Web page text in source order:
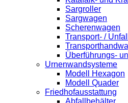
Sargroller
Sargwagen
Scherenwagen
Transport- /
Überführungs-
Urnenwandsysteme
Modell Hexagon
Modell Quader
Friedhofausstattung
Abfallbehälter